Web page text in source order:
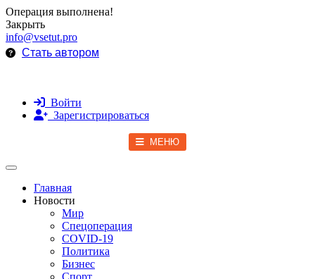
Операция выполнена!
Закрыть
info@vsetut.pro
Стать автором
Войти
Зарегистрироваться
МЕНЮ
Toggle navigation
Главная
Новости
Мир
Спецоперация
COVID-19
Политика
Бизнес
Спорт